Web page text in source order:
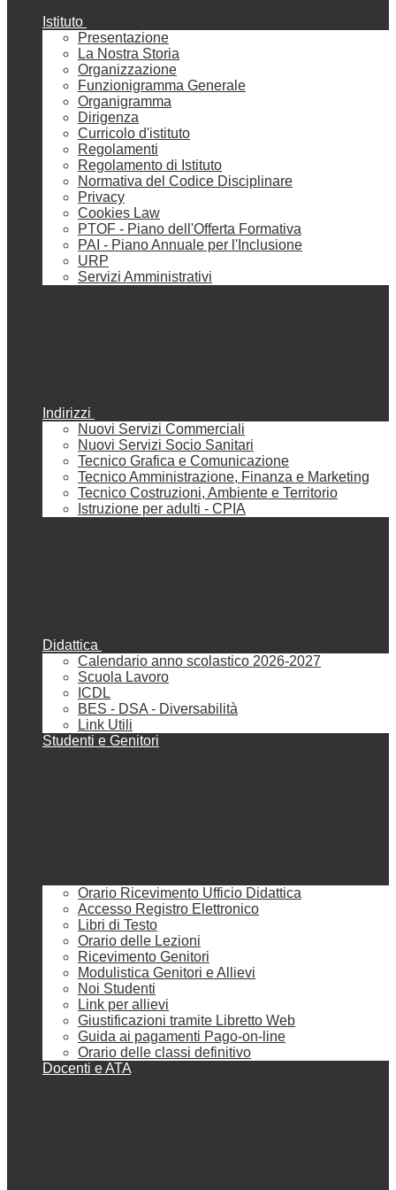
Istituto
Presentazione
La Nostra Storia
Organizzazione
Funzionigramma Generale
Organigramma
Dirigenza
Curricolo d'istituto
Regolamenti
Regolamento di Istituto
Normativa del Codice Disciplinare
Privacy
Cookies Law
PTOF - Piano dell'Offerta Formativa
PAI - Piano Annuale per l'Inclusione
URP
Servizi Amministrativi
Indirizzi
Nuovi Servizi Commerciali
Nuovi Servizi Socio Sanitari
Tecnico Grafica e Comunicazione
Tecnico Amministrazione, Finanza e Marketing
Tecnico Costruzioni, Ambiente e Territorio
Istruzione per adulti - CPIA
Didattica
Calendario anno scolastico 2026-2027
Scuola Lavoro
ICDL
BES - DSA - Diversabilità
Link Utili
Studenti e Genitori
Orario Ricevimento Ufficio Didattica
Accesso Registro Elettronico
Libri di Testo
Orario delle Lezioni
Ricevimento Genitori
Modulistica Genitori e Allievi
Noi Studenti
Link per allievi
Giustificazioni tramite Libretto Web
Guida ai pagamenti Pago-on-line
Orario delle classi definitivo
Docenti e ATA